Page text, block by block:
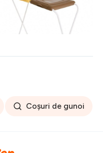
pentru colectare selectiva
120 L, Jotta, 2
compartimente galben-
Coșuri de gunoi